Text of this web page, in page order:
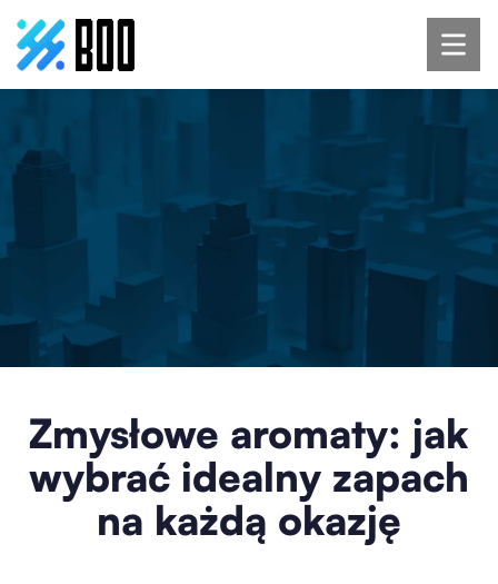
Zmysłowe aromaty: jak
wybrać idealny zapach
na każdą okazję